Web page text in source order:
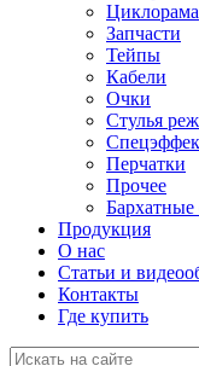
Циклорама
Запчасти
Тейпы
Кабели
Очки
Стулья
Перчатки
Прочее
Продукция
О нас
Статьи и
Контакты
Где купить